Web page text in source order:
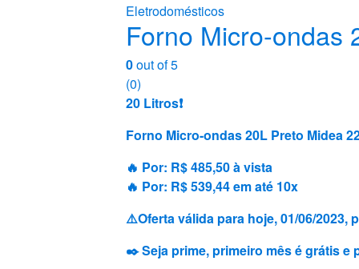
Eletrodomésticos
Forno Micro-ondas
0out of 5
(0)
20 Litros❗️
Forno Micro-ondas 20L Preto Midea
🔥 Por: R$ 485,50 à vista
🔥 Por: R$ 539,44 em até 10x
⚠️Oferta válida para hoje, 01/06/
✒️ Seja prime, primeiro mês é grátis